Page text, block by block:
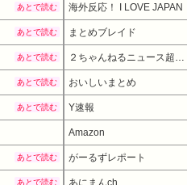
あとで読む 海外反応！ I LOVE JAPAN
あとで読む まとめブレイド
あとで読む
あとで読む おいしいまとめ
あとで読む Y速報
Amazon
あとで読む がーるずレポート
あとで読む あにまんch